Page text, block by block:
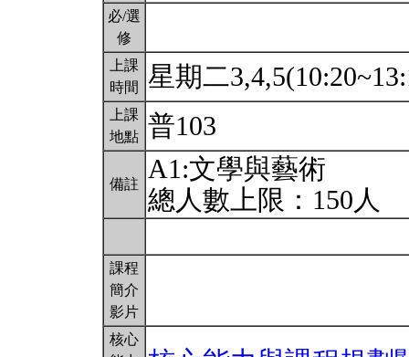
必/選
修
上課
時間
星期二
上課
地點 普103
備註
A1:文學與藝術
總人數上限：150人
課程
簡介
影片
核心